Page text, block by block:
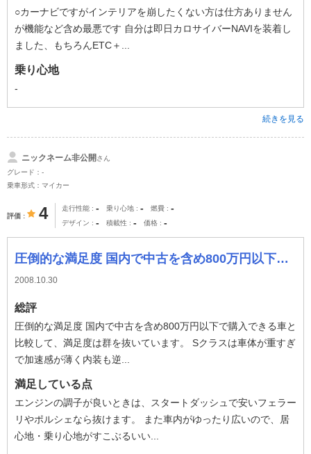
○カーナビですがインテリアを崩したくない方は仕方ありません
が機能など含め最悪です 自分は即日カロサイバーNAVIを装着し
ました、もちろんETC＋...
乗り心地
-
続きを見る
ニックネーム非公開さん
グレード：-
乗車形式：マイカー
評価 4 走行性能 - 乗り心地 - 燃費 -
デザイン - 積載性 - 価格 -
圧倒的な満足度 国内で中古を含め800万円以下で購入できる車と比較して、満足度は群を抜いています。 Sクラスは車体が重すぎで加速感が薄く内装も逆に成金
2008.10.30
総評
圧倒的な満足度 国内で中古を含め800万円以下で購入できる車と
比較して、満足度は群を抜いています。 Sクラスは車体が重すぎ
で加速感が薄く内装も逆...
満足している点
エンジンの調子が良いときは、スタートダッシュで安いフェラー
リやポルシェなら抜けます。 また車内がゆったり広いので、居
心地・乗り心地がすこぶるいい...